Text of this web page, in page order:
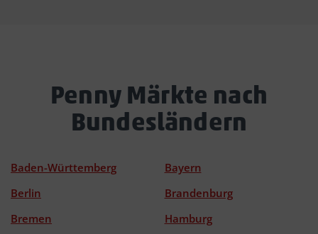
Penny Märkte nach
Bundesländern
Baden-Württemberg
Bayern
Berlin
Brandenburg
Bremen
Hamburg